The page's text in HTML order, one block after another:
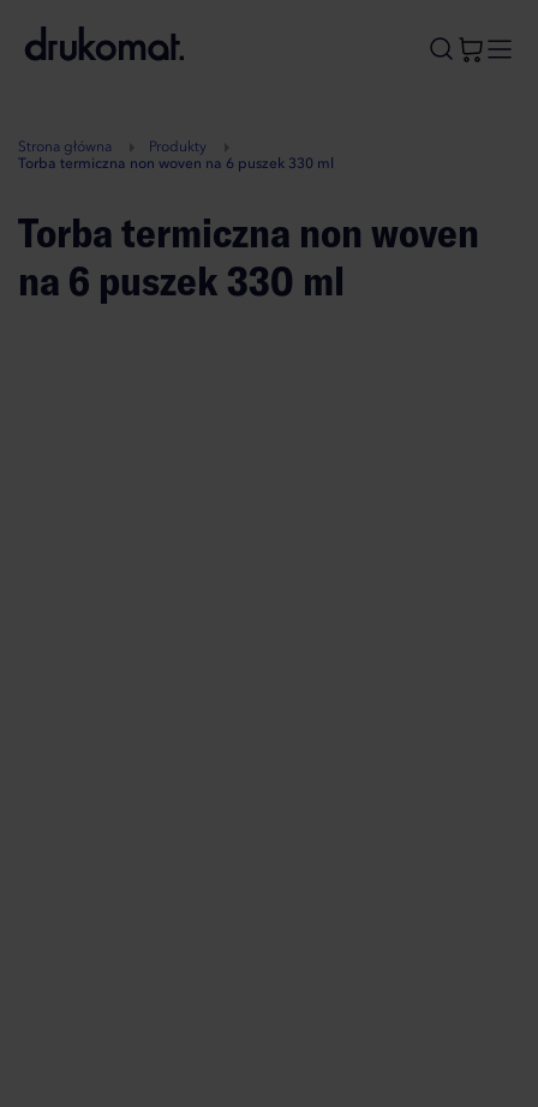
A
Strona główna
Produkty
Torba termiczna non woven na 6 puszek 330 ml
Torba termiczna non woven
na 6 puszek 330 ml